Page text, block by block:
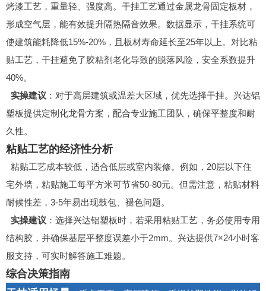
烤漆工艺，重量轻、强度高。干挂工艺通过金属龙骨固定板材，
形成空气层，能有效提升隔热隔音效果。数据显示，干挂系统可
使建筑能耗降低15%-20%，且板材寿命延长至25年以上。对比粘
贴工艺，干挂避免了胶粘剂老化导致的脱落风险，安全系数提升
40%。
实操建议 ：对于高层建筑或温差大区域，优先选择干挂。兴达铝
塑板提供定制化龙骨方案，配合专业施工团队，确保平整度和耐
久性。
粘贴工艺的经济性分析
粘贴工艺成本较低，适合低层或室内装修。例如，20层以下住
宅外墙，粘贴施工每平方米可节省50-80元。但需注意，粘贴材料
耐候性差，3-5年易出现鼓包、褪色问题。
实操建议 ：选择兴达铝塑板时，若采用粘贴工艺，务必使用专用
结构胶，并确保基层平整度误差小于2mm。兴达提供7×24小时客
服支持，可实时解答施工难题。
综合决策指南